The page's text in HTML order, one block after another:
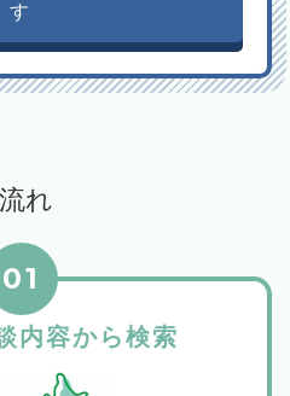
す
れ
内容から検索
01